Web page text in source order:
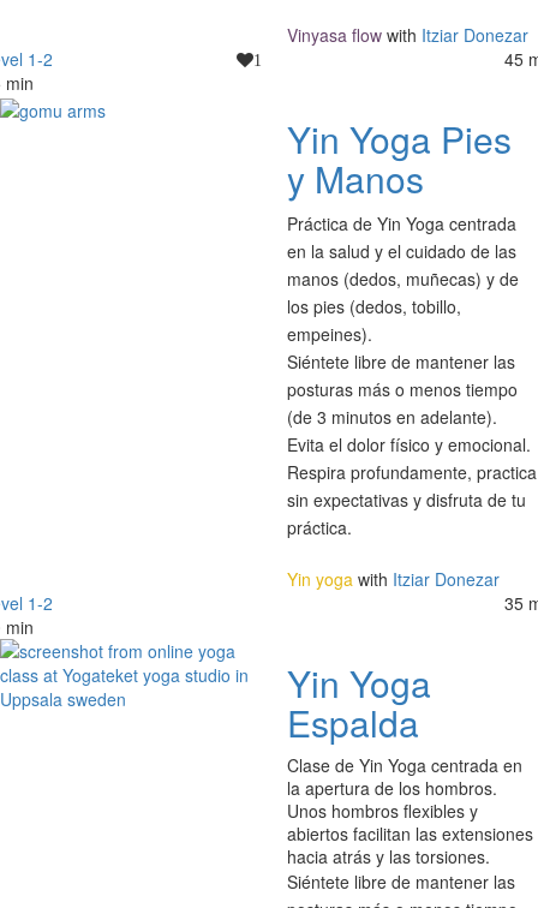
Vinyasa flow with Itziar Donezar
1-2
1
45
min
Yin Yoga Pies
y Manos
Práctica de Yin Yoga centrada
en la salud y el cuidado de las
manos (dedos, muñecas) y de
los pies (dedos, tobillo,
empeines).
Siéntete libre de mantener las
posturas más o menos tiempo
(de 3 minutos en adelante).
Evita el dolor físico y emocional.
Respira profundamente, practica
sin expectativas y disfruta de tu
práctica.
Yin yoga with Itziar Donezar
1-2
35
min
Yin Yoga
Espalda
Clase de Yin Yoga centrada en
la apertura de los hombros.
Unos hombros flexibles y
abiertos facilitan las extensiones
hacia atrás y las torsiones.
Siéntete libre de mantener las